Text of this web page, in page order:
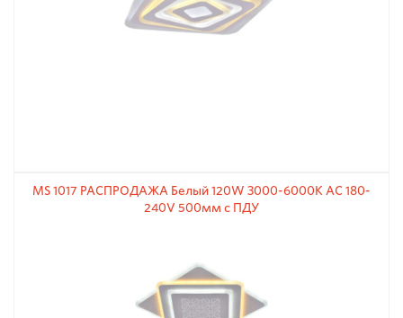
MS 1017 РАСПРОДАЖА Белый 120W 3000-6000К АС 180-
240V 500мм с ПДУ